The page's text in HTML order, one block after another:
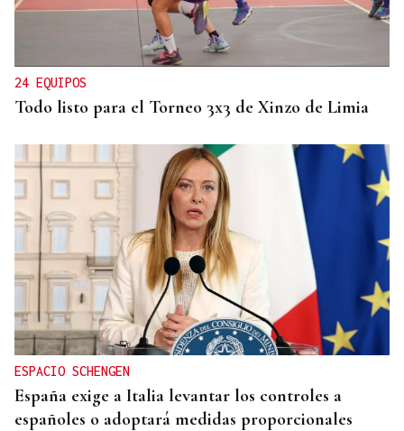
24 EQUIPOS
Todo listo para el Torneo 3x3 de Xinzo de Limia
ESPACIO SCHENGEN
España exige a Italia levantar los controles a
españoles o adoptará medidas proporcionales